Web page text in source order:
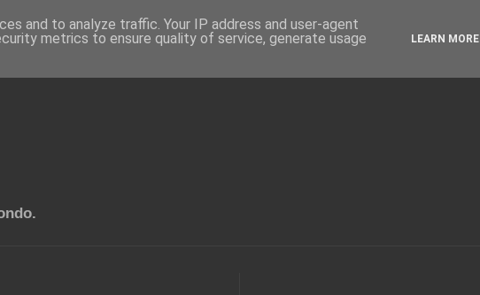
and to analyze traffic. Your IP address and user-agent
metrics to ensure quality of service, generate usage
LEARN MORE